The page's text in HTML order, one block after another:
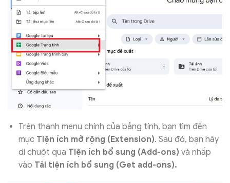
Trên thanh menu chính của bảng tính, bạn tìm đến
mục Tiện ích mở rộng (Extension). Sau đó, bạn hãy
di chuột qua Tiện ích bổ sung (Add-ons) và nhấp
vào Tải tiện ích bổ sung (Get add-ons).